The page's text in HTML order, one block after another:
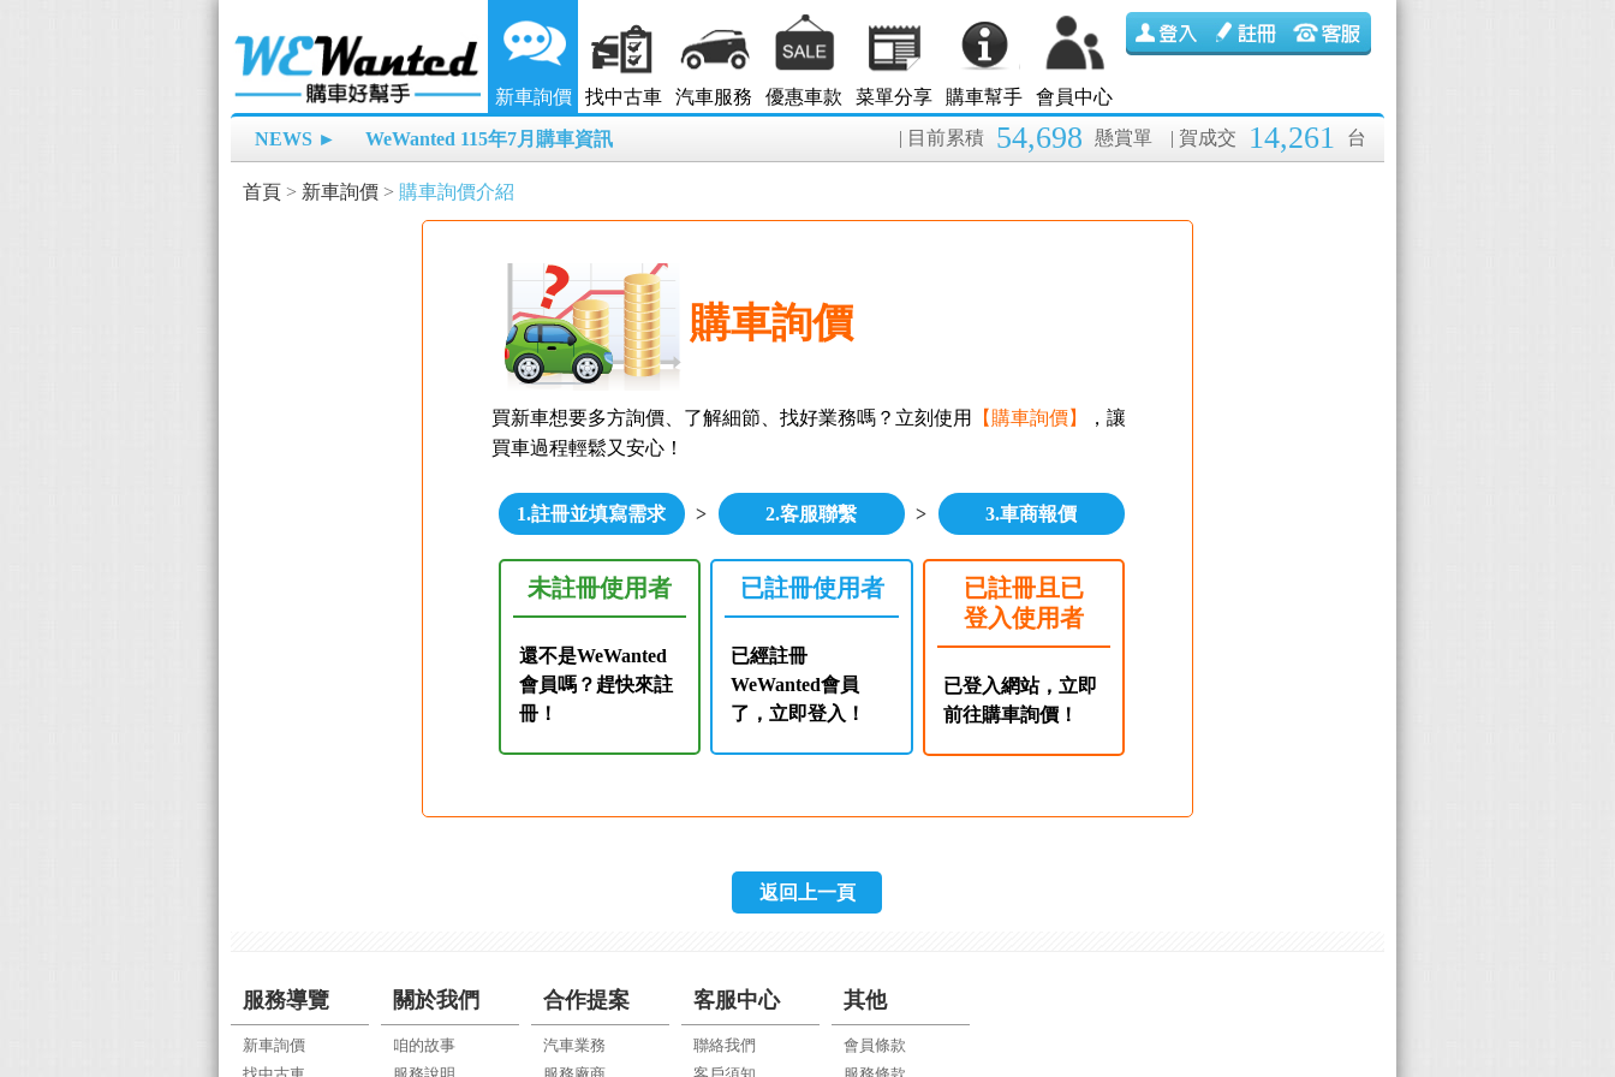
新車詢價 找中古車 汽車服務 優惠車款 菜單分享 購車幫手 會員中心
NEWS ► WeWanted 115年7月購車資訊 | 賀成交 14,261 台
| 目前累積 54,698 懸賞單
首頁 > 新車詢價 > 購車詢價介紹
購車詢價
買新車想要多方詢價、了解細節、找好業務嗎？立刻使用 【購車詢價】
，讓
買車過程輕鬆又安心！
1.註冊並填寫需求 > 2.客服聯繫 > 3.車商報價
未註冊使用者
還不是WeWanted
會員嗎？趕快來註
冊！
已註冊使用者
已經註冊
WeWanted會員
了，立即登入！
已註冊且已
登入使用者
已登入網站，立即
前往購車詢價！
返回上一頁
服務導覽
新車詢價
關於我們
咱的故事
合作提案
汽車業務
客服中心
聯絡我們
其他
會員條款